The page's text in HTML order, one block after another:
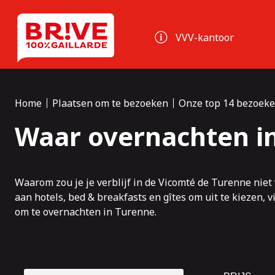
VVV-kantoor
Home Plaatsen om te bezoeken Onze top 14
Waar overnachten
Waarom zou je je verblijf in deVicomté de Turenne niet
aan hotels, bed & breakfasts en gîtes om uit te kiezen,
om te overnachten in Turenne.